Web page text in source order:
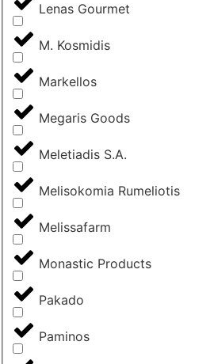
Lenas Gourmet
M. Kosmidis
Markellos
Megaris Goods
Meletiadis S.A.
Melisokomia Rumeliotis
Melissafarm
Monastic Products
Pakado
Paminos